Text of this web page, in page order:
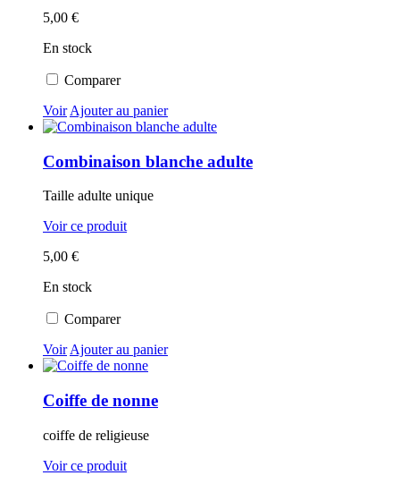
5,00 €
En stock
Comparer
Voir Ajouter au panier
Combinaison blanche adulte
Taille adulte unique
Voir ce produit
5,00 €
En stock
Comparer
Voir Ajouter au panier
Coiffe de nonne
coiffe de religieuse
Voir ce produit